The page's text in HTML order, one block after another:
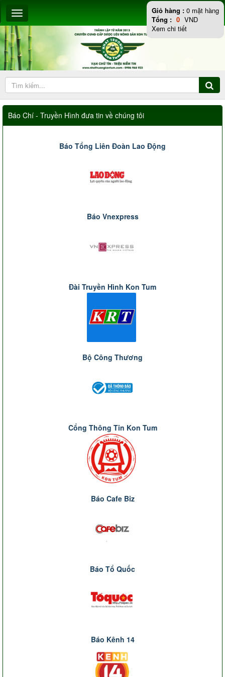
Báo Chí - Truyền Hình đưa tin về chúng tôi
Báo Tổng Liên Đoàn Lao Động
Báo Vnexpress
Đài Truyền Hình Kon Tum
Bộ Công Thương
Cổng Thông Tin Kon Tum
Báo Cafe Biz
Báo Tổ Quốc
Báo Kênh 14
Giỏ hàng : 0 mặt hàng
Tổng : 0 VND
Xem chi tiết